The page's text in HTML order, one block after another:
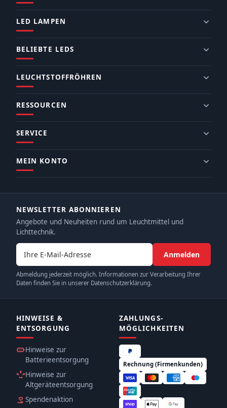
LED LAMPEN
BELIEBTE LEDS
LEUCHTSTOFFRÖHREN
RESSOURCEN
SERVICE
MEIN KONTO
NEWSLETTER ABONNIEREN
Angebote und Neuheiten rund um Leuchtmittel und
Lichttechnik.
E-Mail-Adresse
Anmelden
Abmeldung jederzeit möglich. Informationen zur Verarbeitung Ihrer
Daten finden Sie in unserer Datenschutzerklärung.
HINWEISE &
ENTSORGUNG
Hinweise zur
Batterieentsorgung
Hinweise zur
Altgeräteentsorgung
Spendenaktion
ZAHLUNGS­
MÖGLICHKEITEN
Rechnung (Firmenkunden)